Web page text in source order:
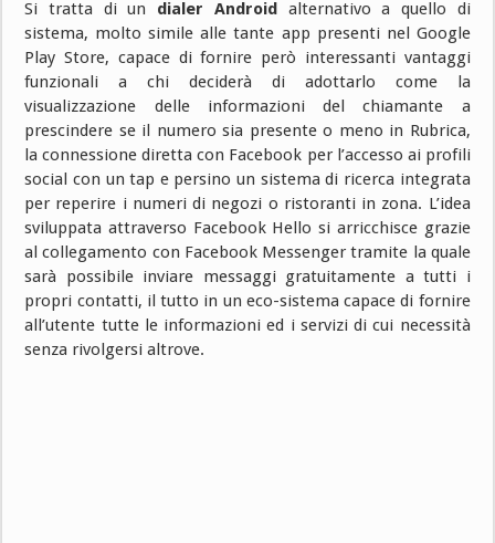
Si tratta di un dialer Androidalternativo a quello di
sistema, molto simile alle tante app presenti nel Google
Play Store, capace di fornire però interessanti vantaggi
funzionali a chi deciderà di adottarlo come la
visualizzazione delle informazioni del chiamante a
prescindere se il numero sia presente o meno in Rubrica,
la connessione diretta con Facebook per l’accesso ai profili
social con un tap e persino un sistema di ricerca integrata
per reperire i numeri di negozi o ristoranti in zona. L’idea
sviluppata attraverso Facebook Hello si arricchisce grazie
al collegamento con Facebook Messenger tramite la quale
sarà possibile inviare messaggi gratuitamente a tutti i
propri contatti, il tutto in un eco-sistema capace di fornire
all’utente tutte le informazioni ed i servizi di cui necessità
senza rivolgersi altrove.